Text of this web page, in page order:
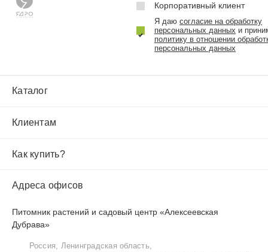
Каталог
Клиентам
Как купить?
Адреса офисов
Питомник растений и садовый центр «Алексеевская
Дубрава»
Россия, Ленинградская область,
Корпоративный клиент
Я даю согласие на обработку
персональных данных и
политику в отношении
персональных данных